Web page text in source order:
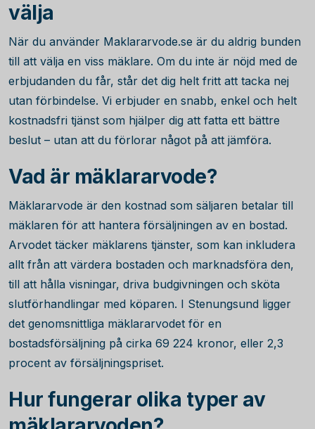
välja
När du använder Maklararvode.se är du aldrig bunden
till att välja en viss mäklare. Om du inte är nöjd med de
erbjudanden du får, står det dig helt fritt att tacka nej
utan förbindelse. Vi erbjuder en snabb, enkel och helt
kostnadsfri tjänst som hjälper dig att fatta ett bättre
beslut – utan att du förlorar något på att jämföra.
Vad är mäklararvode?
Mäklararvode är den kostnad som säljaren betalar till
mäklaren för att hantera försäljningen av en bostad.
Arvodet täcker mäklarens tjänster, som kan inkludera
allt från att värdera bostaden och marknadsföra den,
till att hålla visningar, driva budgivningen och sköta
slutförhandlingar med köparen. I Stenungsund ligger
det genomsnittliga mäklararvodet för en
bostadsförsäljning på cirka 69 224 kronor, eller 2,3
procent av försäljningspriset.
Hur fungerar olika typer av